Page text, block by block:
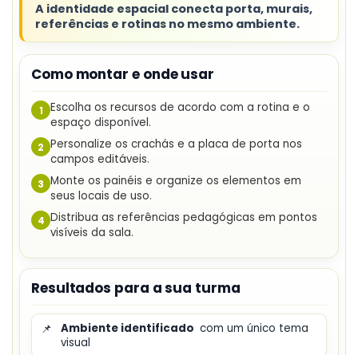
A identidade espacial conecta porta, murais,
referências e rotinas no mesmo ambiente.
Como montar e onde usar
1 Escolha os recursos de acordo com a rotina e o
espaço disponível.
2 Personalize os crachás e a placa de porta nos
campos editáveis.
3 Monte os painéis e organize os elementos em
seus locais de uso.
4 Distribua as referências pedagógicas em pontos
visíveis da sala.
Resultados para a sua turma
📌 Ambiente identificado com um único tema
visual